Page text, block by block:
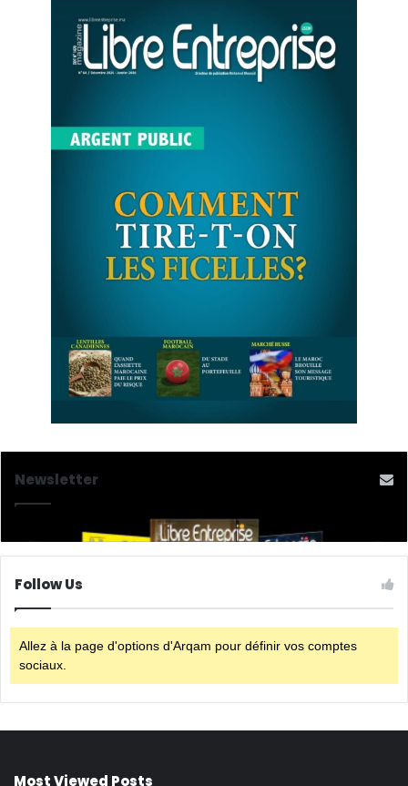
Newsletter
Follow Us
Allez à la page d'options d'Arqam pour définir vos comptes
sociaux.
Most Viewed Posts